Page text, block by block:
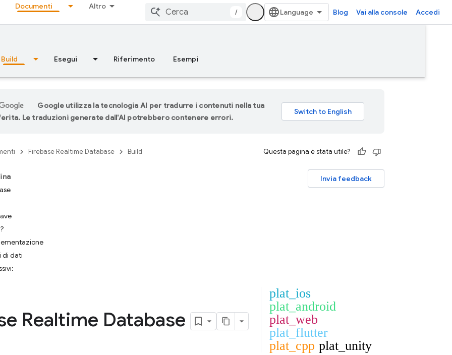
Documenti Altro
/ Blog Vai alla console Accedi
Build Esegui Riferimento Esempi
Google utilizza la tecnologia AI per tradurre i contenuti nella tua
Le traduzioni generate dall'AI potrebbero contenere errori.
Firebase Realtime Database Build Questa pagina è stata utile?
Invia feedback
di dati
Realtime Database
plat_ios
plat_android
plat_web
plat_flutter
plat_cpp plat_unity